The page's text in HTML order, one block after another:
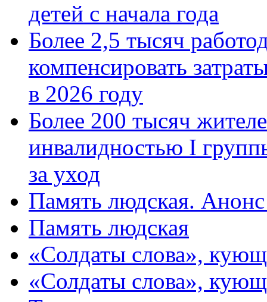
детей с начала года
Более 2,5 тысяч
компенсировать
в 2026 году
Более 200 тысяч
инвалидностью I
за уход
Память людская.
Память людская
«Солдаты слова»,
«Солдаты слова»,